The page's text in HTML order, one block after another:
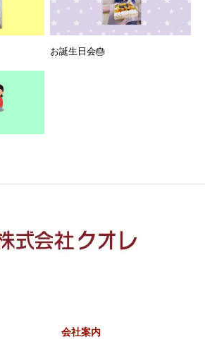
お誕生日会🎂
会社案内